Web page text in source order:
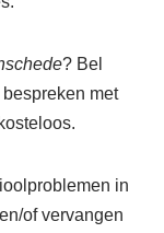
? Bel
met
in
of vervangen